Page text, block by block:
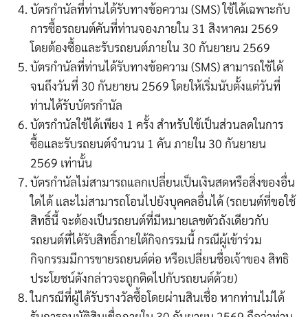
บัตรกำนัลที่ท่านได้รับทางข้อความ (SMS)ใช้ได้เฉพาะกับ
การซื้อรถยนต์คันที่ท่านจองภายใน 31 สิงหาคม 2569
โดยต้องซื้อและรับรถยนต์ภายใน 30 กันยายน 2569
บัตรกำนัลที่ท่านได้รับทางข้อความ (SMS)สามารถใช้ได้
จนถึงวันที่ 30 กันยายน 2569โดยให้เริ่มนับตั้งแต่วันที่
ท่านได้รับบัตรกำนัล
บัตรกำนัลใช้ได้เพียง 1 ครั้ง สำหรับใช้เป็นส่วนลดในการ
ซื้อและรับรถยนต์จำนวน 1 คัน ภายใน 30 กันยายน
2569 เท่านั้น
บัตรกำนัลไม่สามารถแลกเปลี่ยนเป็นเงินสดหรือสิ่งของอื่น
ใดได้ และไม่สามารถโอนไปยังบุคคลอื่นได้ (รถยนต์ที่ขอใช้
สิทธิ์นี้ จะต้องเป็นรถยนต์ที่มีหมายเลขตัวถังเดียวกับ
รถยนต์ที่ได้รับสิทธิ์ภายใต้กิจกรรมนี้ กรณีผู้เข้าร่วม
กิจกรรมมีการขายรถยนต์ต่อ หรือเปลี่ยนชื่อเจ้าของ สิทธิ
ประโยชน์ดังกล่าวจะถูกติดไปกับรถยนต์ด้วย)
ในกรณีที่ผู้ได้รับรางวัลซื้อโดยผ่านสินเชื่อ หากท่านไม่ได้